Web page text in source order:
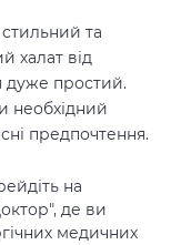
та
халат від
дуже простий.
необхідний
предпочтення.
на
де ви
медичних